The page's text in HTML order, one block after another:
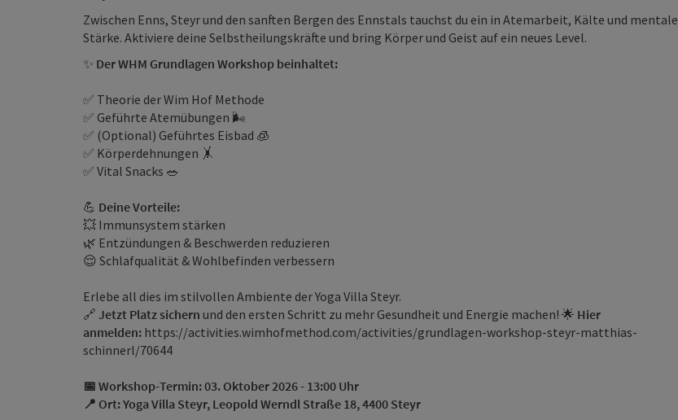
Zwischen Enns, Steyr und den sanften Bergen des Ennstals tauchst du ein in Atemarbeit, Kälte und mentale
Stärke. Aktiviere deine Selbstheilungskräfte und bring Körper und Geist auf ein neues Level.
✨ DerWHM Grundlagen Workshop beinhaltet:
✅ Theorie der Wim Hof Methode
✅ Geführte Atemübungen 🌬️
✅ (Optional) Geführtes Eisbad 🧊
✅ Körperdehnungen 🤸
✅ Vital Snacks 🥗
💪 Deine Vorteile:
💥 Immunsystem stärken
🌿 Entzündungen & Beschwerden reduzieren
😌 Schlafqualität & Wohlbefinden verbessern
Erlebe all dies im stilvollen Ambiente der Yoga Villa Steyr.
🔗 Jetzt Platz sichern und den ersten Schritt zu mehr Gesundheit und Energie machen! 🌟 Hier
anmelden: https://activities.wimhofmethod.com/activities/grundlagen-workshop-steyr-matthias-
schinnerl/70644
📅 Workshop-Termin: 03. Oktober 2026 - 13:00 Uhr
📍 Ort: Yoga Villa Steyr, Leopold Werndl Straße 18, 4400 Steyr